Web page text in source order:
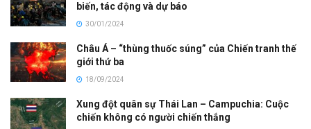
biến, tác động và dự báo
30/01/2024
Châu Á – “thùng thuốc súng” của Chiến tranh thế
giới thứ ba
18/09/2024
Xung đột quân sự Thái Lan – Campuchia: Cuộc
chiến không có người chiến thắng